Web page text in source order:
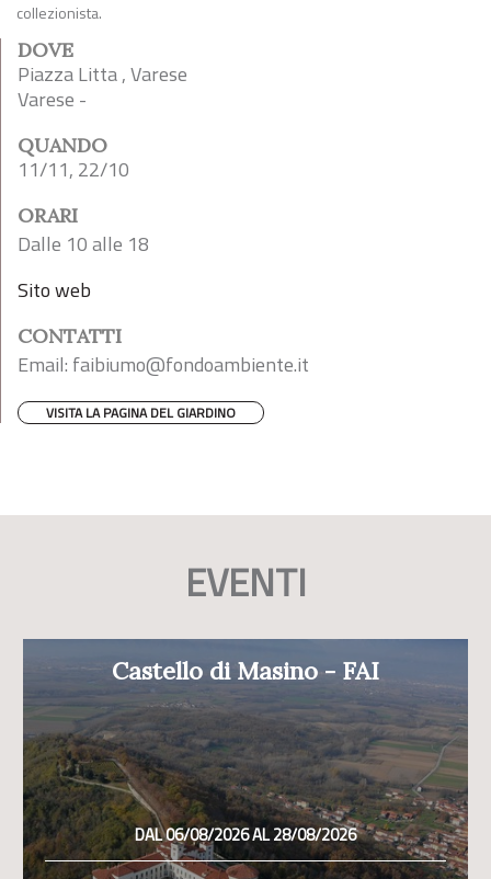
collezionista.
DOVE
Piazza Litta , Varese
Varese -
QUANDO
11/11, 22/10
ORARI
Dalle 10 alle 18
Sito web
CONTATTI
Email: faibiumo@fondoambiente.it
VISITA LA PAGINA DEL GIARDINO
EVENTI
Castello di Masino - FAI
DAL 06/08/2026 AL 28/08/2026